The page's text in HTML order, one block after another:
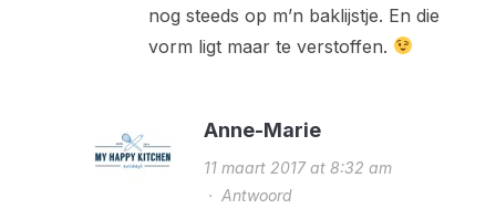
nog steeds op m’n baklijstje. En die
vorm ligt maar te verstoffen.
Anne-Marie
11 maart 2017 at 8:32 am
· Antwoord